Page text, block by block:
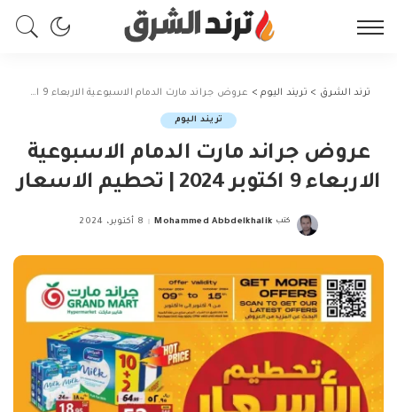
ترند الشرق > تريند اليوم> عروض جراند مارت الدمام الاسبوعية الاربعاء 9 اكتوبر 2024 | تحطيم الاسعار
تريند اليوم
عروض جراند مارت الدمام الاسبوعية
الاربعاء 9 اكتوبر 2024 | تحطيم الاسعار
Posted
كتب Mohammed Abbdelkhalik 8 أكتوبر، 2024